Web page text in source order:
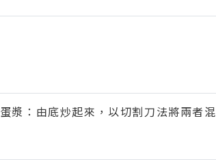
漿：由底炒起來，以切割刀法將兩者混